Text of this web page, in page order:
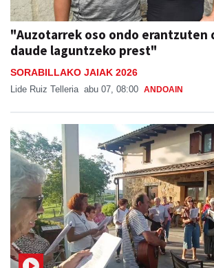
"Auzotarrek oso ondo erantzuten
daude laguntzeko prest"
SORABILLAKO JAIAK 2026
Lide Ruiz Telleria abu 07, 08:00 ANDOAIN